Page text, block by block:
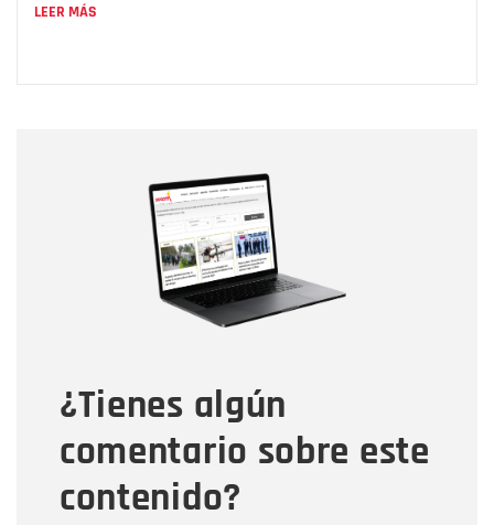
LEER MÁS
¿Tienes algún
comentario sobre este
contenido?
Correo electrónico
Tipo de comentario
Mensaje